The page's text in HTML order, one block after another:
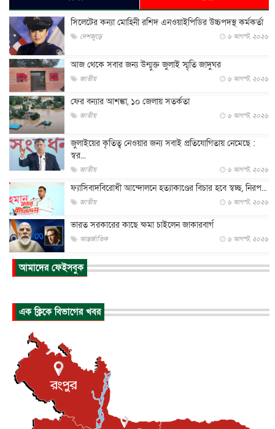
সিলেটের কন্যা মোহিনী রশিদ এনওয়াইপিডির উচ্চপদস্থ কর্মকর্তা
দেশজুড়ে ৬ আগস্ট, ২০২৬
আজ থেকে সবার জন্য উন্মুক্ত জুলাই স্মৃতি জাদুঘর
জাতীয় ৬ আগস্ট, ২০২৬
ফের বন্যার আশঙ্কা, ১০ জেলায় সতর্কতা
জাতীয় ৬ আগস্ট, ২০২৬
জুলাইয়ের কৃতিত্ব নেওয়ার জন্য সবাই প্রতিযোগিতায় নেমেছে :
স্বর...
জাতীয় ৬ আগস্ট, ২০২৬
ফ্যাসিবাদবিরোধী আন্দোলনে হত্যাকাণ্ডের বিচার হবে স্বচ্ছ, নিরপ...
জাতীয় ৬ আগস্ট, ২০২৬
ভারত সরকারের কাছে ক্ষমা চাইলেন জাকারবার্গ
আন্তর্জাতিক ৬ আগস্ট, ২০২৬
আকাশে ট্রাম্পের হেলিকপ্টার ও যাত্রীবাহী বিমান মুখোমুখি, তদন্...
আন্তর্জাতিক
আন্তর্জাতিক ৬ আগস্ট, ২০২৬
টি-টোয়েন্টি ইতিহাসের সর্বোচ্চ রানের মালিক এখন জস বাটলার
বস্তিতে কেটেছে শৈশব, আজ মুম্বাইয়ে দুই বাড়ির মালিক
বিনোদন ৬ আগস্ট, ২০২৬
আমাদের ফেইসবুক
এক ক্লিকে বিভাগের খবর